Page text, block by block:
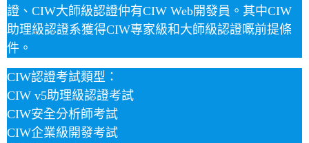
證、CIW大師級認證仲有CIW Web開發員。其中CIW
助理級認證系獲得CIW專家級和大師級認證嘅前提條
件。
CIW認證考試類型：
CIW v5助理級認證考試
CIW安全分析師考試
CIW企業級開發考試